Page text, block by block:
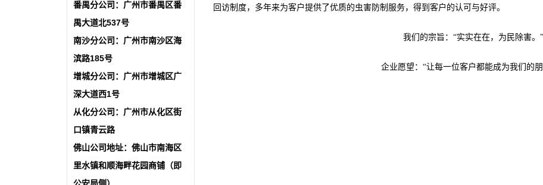
番禺分公司：广州市番禺区番
禺大道北537号
南沙分公司：广州市南沙区海
滨路185号
增城分公司：广州市增城区广
深大道西1号
从化分公司：广州市从化区街
口镇青云路
佛山公司地址：佛山市南海区
里水镇和顺海畔花园商铺（即
回访制度，多年来为客户提供了优质的虫害防制服务，得到客户的认可与好评。
我们的宗旨：“实实在在，为民除害。”
企业愿望：“让每一位客户都能成为我们的